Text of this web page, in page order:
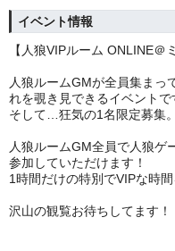
イベント情報
【人狼VIPルーム ONLINE＠
人狼ルームGMが全員集まっ
れを覗き見できるイベントで
そして…狂気の1名限定募集。
人狼ルームGM全員で人狼ゲ
参加していただけます！
1時間だけの特別でVIPな時
沢山の観覧お待ちしてます！